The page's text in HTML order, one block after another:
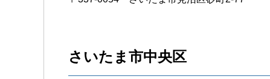
さいたま市中央区